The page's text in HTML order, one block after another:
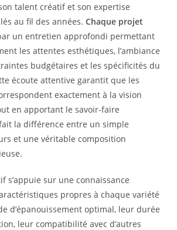
talent créatif et son expertise
au fil des années.Chaque projet
un entretien approfondi permettant
les attentes esthétiques, l’ambiance
budgétaires et les spécificités du
écoute attentive garantit que les
exactement à la vision
en apportant le savoir-faire
la différence entre un simple
et une véritable composition
s’appuie sur une connaissance
propres à chaque variété
d’épanouissement optimal, leur durée
leur compatibilité avec d’autres